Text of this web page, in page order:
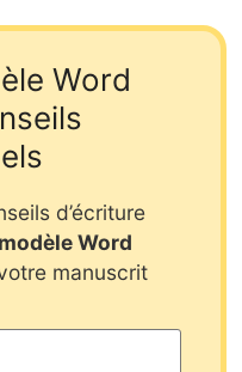
Word
d’écriture
Word
manuscrit